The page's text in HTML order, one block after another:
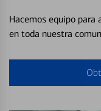
Hacemos equipo
en toda nuestra